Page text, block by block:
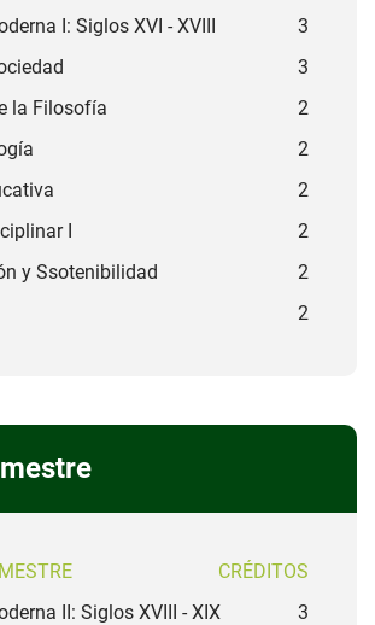
I: Siglos XVI - XVIII
3
3
la Filosofía
2
2
2
I
2
y Ssotenibilidad
2
2
CRÉDITOS
II: Siglos XVIII - XIX
3